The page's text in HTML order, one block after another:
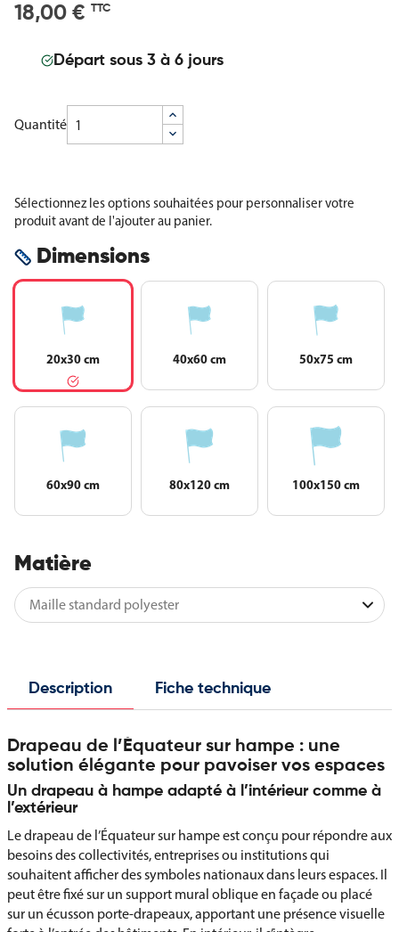
18,00 € TTC
Départ sous 3 à 6 jours
Quantité
Sélectionnez les options souhaitées pour personnaliser votre
produit avant de l'ajouter au panier.
Dimensions
20x30 cm 40x60 cm 50x75 cm
60x90 cm 80x120 cm 100x150 cm
Matière
Description Fiche technique
Drapeau de l’Équateur sur hampe : une
solution élégante pour pavoiser vos espaces
Un drapeau à hampe adapté à l’intérieur comme à
l’extérieur
Le drapeau de l’Équateur sur hampe est conçu pour répondre aux
besoins des collectivités, entreprises ou institutions qui
souhaitent afficher des symboles nationaux dans leurs espaces. Il
peut être fixé sur un support mural oblique en façade ou placé
sur un écusson porte-drapeaux, apportant une présence visuelle